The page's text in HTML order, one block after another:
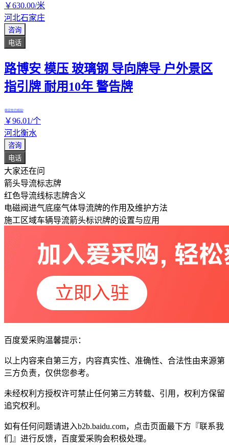
￥630.00/米
河北石家庄
咨询
电话
路博安 模压 玻璃钢 导向牌导 户外景区
指引牌 耐用10年 警告牌
真实性已核验
￥96.01/个
河北衡水
咨询
电话
大家还在问
箭头导流标志牌
红色导流线标志牌含义
电磁阀进气底座气体导流牌的作用及维护方法
施工区域车辆导流箭头标识牌的设置与应用
百度爱采购温馨提示：
以上内容来自第三方，内容真实性、准确性、合法性由来源第
三方负责，仅供您参考。
未经权利方授权许可禁止任何第三方转载、引用，权利方保留
追究权利。
如有任何问题请进入b2b.baidu.com，点击页面最下方『联系我
们』进行反馈，百度爱采购会积极处理。